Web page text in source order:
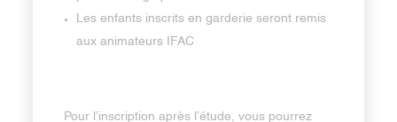
Les enfants inscrits en garderie seront remis
aux animateurs IFAC
Pour l’inscription après l’étude, vous pourrez